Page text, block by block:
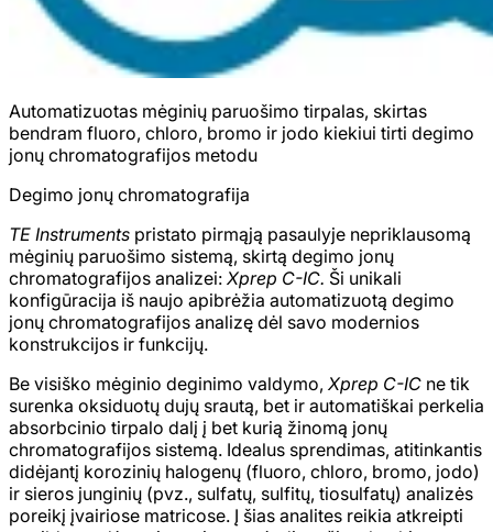
Automatizuotas mėginių paruošimo tirpalas, skirtas
bendram fluoro, chloro, bromo ir jodo kiekiui tirti degimo
jonų chromatografijos metodu
Degimo jonų chromatografija
TE Instruments pristato pirmąją pasaulyje nepriklausomą
mėginių paruošimo sistemą, skirtą degimo jonų
chromatografijos analizei: Xprep C-IC. Ši unikali
konfigūracija iš naujo apibrėžia automatizuotą degimo
jonų chromatografijos analizę dėl savo modernios
konstrukcijos ir funkcijų.
Be visiško mėginio deginimo valdymo, Xprep C-IC ne tik
surenka oksiduotų dujų srautą, bet ir automatiškai perkelia
absorbcinio tirpalo dalį į bet kurią žinomą jonų
chromatografijos sistemą. Idealus sprendimas, atitinkantis
didėjantį korozinių halogenų (fluoro, chloro, bromo, jodo)
ir sieros junginių (pvz., sulfatų, sulfitų, tiosulfatų) analizės
poreikį įvairiose matricose. Į šias analites reikia atkreipti